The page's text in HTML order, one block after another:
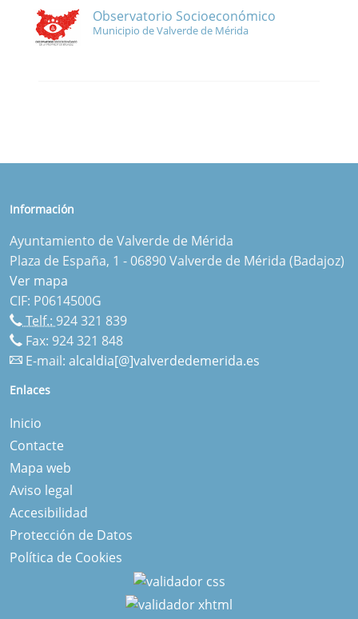
Observatorio Socioeconómico
Municipio de Valverde de Mérida
Información
Ayuntamiento de Valverde de Mérida
Plaza de España, 1 - 06890 Valverde de Mérida (Badajoz)
Ver mapa
CIF: P0614500G
Telf.: 924 321 839
Fax: 924 321 848
E-mail: alcaldia[@]valverdedemerida.es
Enlaces
Inicio
Contacte
Mapa web
Aviso legal
Accesibilidad
Protección de Datos
Política de Cookies